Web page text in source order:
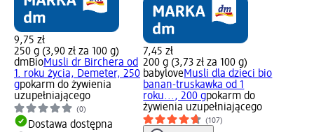
9,75 zł
250 g (3,90 zł za 100 g)
dmBioMusli dr Birchera od
1. roku życia, Demeter, 250
gpokarm do żywienia
uzupełniającego
(0)
Dostawa dostępna
7,45 zł
200 g (3,73 zł za 100 g)
babyloveMusli dla dzieci bio
banan-truskawka od 1
roku..., 200 gpokarm do
żywienia uzupełniającego
(107)